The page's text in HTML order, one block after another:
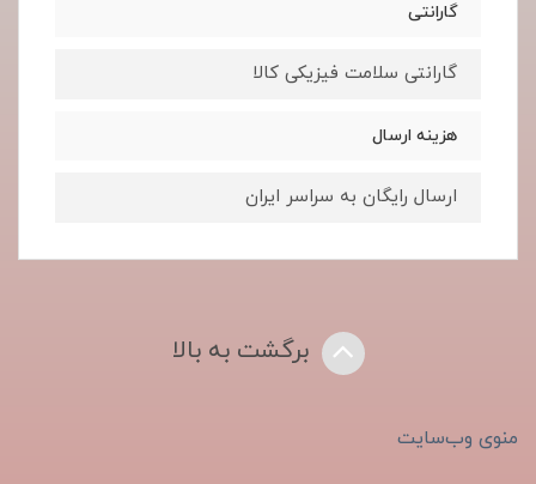
گارانتی
گارانتی سلامت فیزیکی کالا
هزینه ارسال
ارسال رایگان به سراسر ایران
برگشت به بالا
منوی وب‌سایت